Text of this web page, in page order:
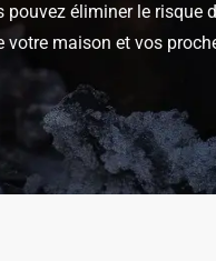
éliminer le risque
votre maison et vos